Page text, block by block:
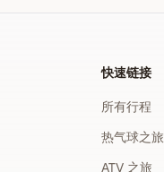
快速链接
所有行程
热气球之旅
ATV 之旅